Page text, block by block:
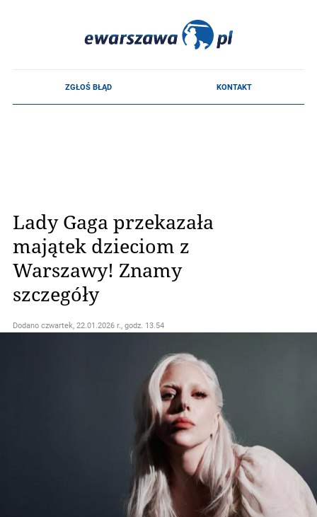
Lady Gaga przekazała
majątek dzieciom z
Warszawy! Znamy
szczegóły
Dodano czwartek, 22.01.2026 r., godz. 13.54